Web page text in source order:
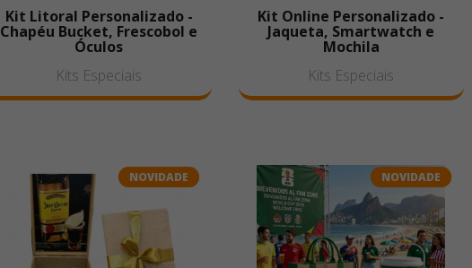
Kit Litoral Personalizado -
Chapéu Bucket, Frescobol e
Óculos
Kits Especiais
Kit Online Personalizado -
Jaqueta, Smartwatch e
Mochila
Kits Especiais
NOVIDADE NOVIDADE